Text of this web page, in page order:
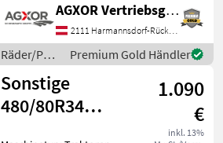
Fixfelgen 340/85R38 Spur
1500mm Fixfelgen
340/85R24 Spur 1500mm
Für
AGXOR Vertriebsgesellschaft Ost GmbH
2111 Harmannsdorf-Rückersdorf
Räder/Pneu/Felgen
/ Sonstige
Premium Gold Händler
Sonstige
480/80R34
1.090
€
inkl. 13%